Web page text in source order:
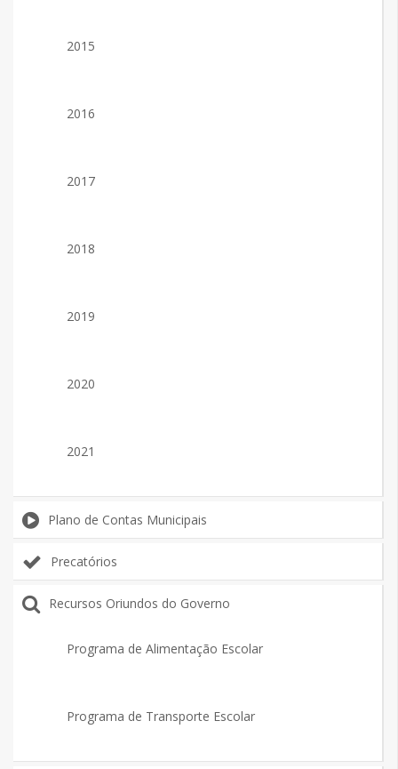
2015
2016
2017
2018
2019
2020
2021
Plano de Contas Municipais
Precatórios
Recursos Oriundos do Governo
Programa de Alimentação Escolar
Programa de Transporte Escolar